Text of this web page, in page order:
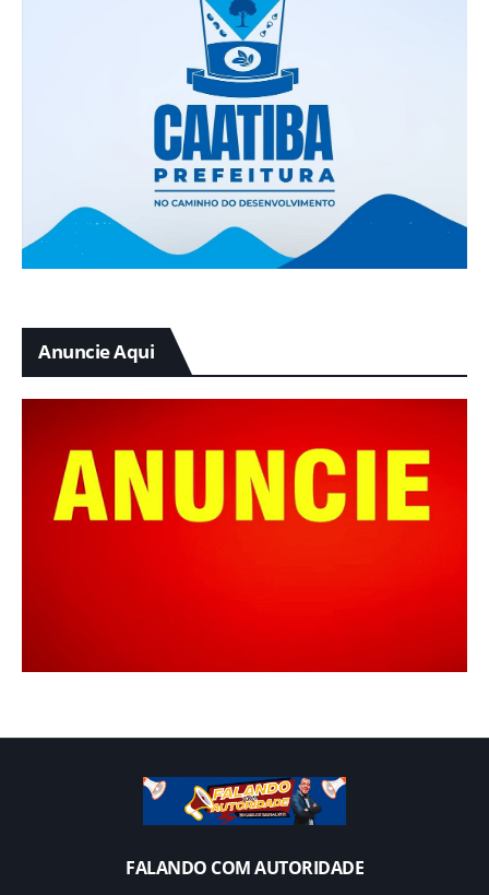
Anuncie Aqui
FALANDO COM AUTORIDADE